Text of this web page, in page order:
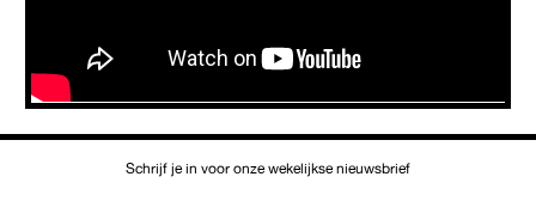
Schrijf je in voor onze wekelijkse nieuwsbrief